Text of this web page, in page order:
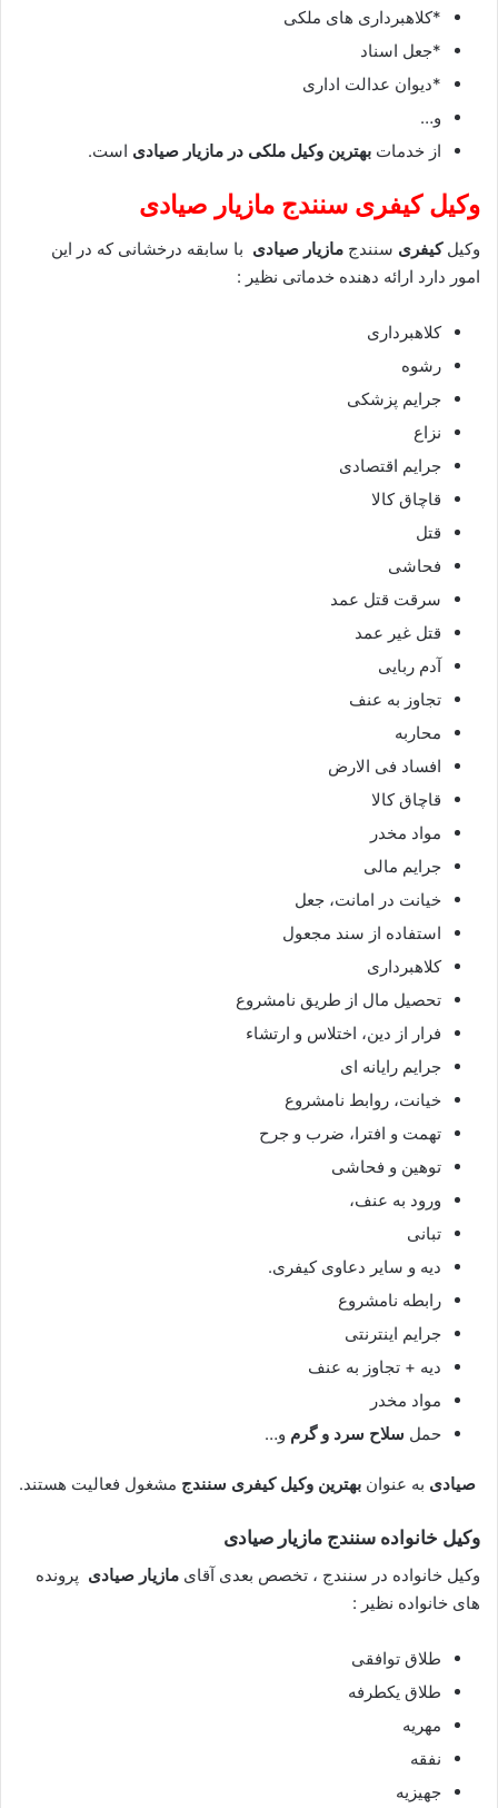
*کلاهبرداری های ملکی
*جعل اسناد
*دیوان عدالت اداری
و…
از خدمات بهترین وکیل ملکی در مازیار صیادی است.
وکیل کیفری سنندج مازیار صیادی
وکیلکیفری سنندج مازیار صیادی با سابقه درخشانی که در این
امور دارد ارائه دهنده خدماتی نظیر :
کلاهبرداری
رشوه
جرایم پزشکی
نزاع
جرایم اقتصادی
قاچاق کالا
قتل
فحاشی
سرقت قتل عمد
قتل غیر عمد
آدم ربایی
تجاوز به عنف
محاربه
افساد فی الارض
قاچاق کالا
مواد مخدر
جرایم مالی
خیانت در امانت، جعل
استفاده از سند مجعول
کلاهبرداری
تحصیل مال از طریق نامشروع
فرار از دین، اختلاس و ارتشاء
جرایم رایانه ای
خیانت، روابط نامشروع
تهمت و افترا، ضرب و جرح
توهین و فحاشی
ورود به عنف،
تبانی
دیه و سایر دعاوی کیفری.
رابطه نامشروع
جرایم اینترنتی
دیه + تجاوز به عنف
مواد مخدر
حمل سلاح سرد و گرم و…
صیادی به عنوان بهترین وکیل کیفری سنندج مشغول فعالیت هستند.
وکیل خانواده سنندج مازیار صیادی
وکیل خانواده در سنندج ، تخصص بعدی آقای مازیار صیادی پرونده
های خانواده نظیر :
طلاق توافقی
طلاق یکطرفه
مهریه
نفقه
جهیزیه